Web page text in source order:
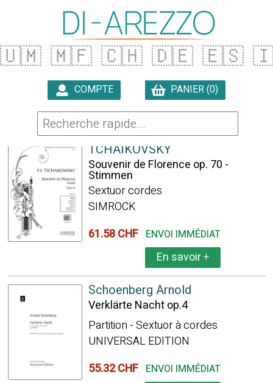
🇺🇲 🇲🇫 🇨🇭 🇩🇪 🇪🇸
COMPTE PANIER (0)
78 ARTICLES TROUVÉS
TCHAIKOVSKY
Souvenir de Florence op. 70 -
Stimmen
Sextuor cordes
SIMROCK
61.58 CHF ENVOI IMMÉDIAT
En savoir+
Schoenberg Arnold
Verklärte Nacht op.4
Partition - Sextuor à cordes
UNIVERSAL EDITION
55.32 CHF ENVOI IMMÉDIAT